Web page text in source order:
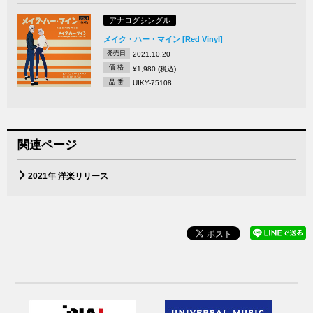
アナログシングル
メイク・ハー・マイン [Red Vinyl]
発売日 2021.10.20
価 格 ¥1,980 (税込)
品 番 UIKY-75108
関連ページ
2021年 洋楽リリース